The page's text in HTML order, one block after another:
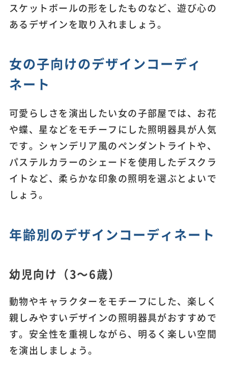
スケットボールの形をしたものなど、遊び心の
あるデザインを取り入れましょう。
女の子向けのデザインコーディ
ネート
可愛らしさを演出したい女の子部屋では、お花
や蝶、星などをモチーフにした照明器具が人気
です。シャンデリア風のペンダントライトや、
パステルカラーのシェードを使用したデスクラ
イトなど、柔らかな印象の照明を選ぶとよいで
しょう。
年齢別のデザインコーディネート
幼児向け（3～6歳）
動物やキャラクターをモチーフにした、楽しく
親しみやすいデザインの照明器具がおすすめで
す。安全性を重視しながら、明るく楽しい空間
を演出しましょう。